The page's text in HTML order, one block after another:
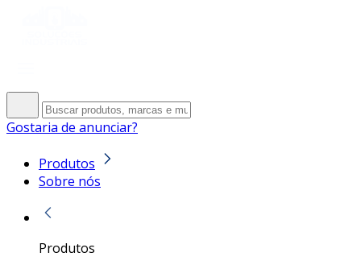
Gostaria de anunciar?
Produtos
Sobre nós
Produtos